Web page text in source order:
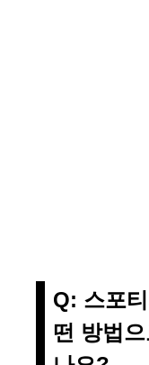
Q: 스포
떤 방법